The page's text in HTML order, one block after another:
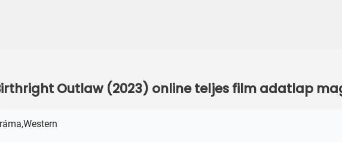
Outlaw (2023) online teljes film adatlap